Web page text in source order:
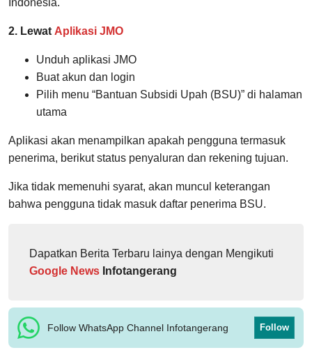
Indonesia.
2. Lewat Aplikasi JMO
Unduh aplikasi JMO
Buat akun dan login
Pilih menu “Bantuan Subsidi Upah (BSU)” di halaman
utama
Aplikasi akan menampilkan apakah pengguna termasuk
penerima, berikut status penyaluran dan rekening tujuan.
Jika tidak memenuhi syarat, akan muncul keterangan
bahwa pengguna tidak masuk daftar penerima BSU.
Dapatkan Berita Terbaru lainya dengan Mengikuti
Google News Infotangerang
Follow WhatsApp Channel Infotangerang Follow